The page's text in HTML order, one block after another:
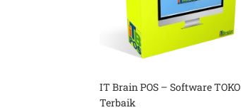
IT Brain POS – Software TOKO
Terbaik